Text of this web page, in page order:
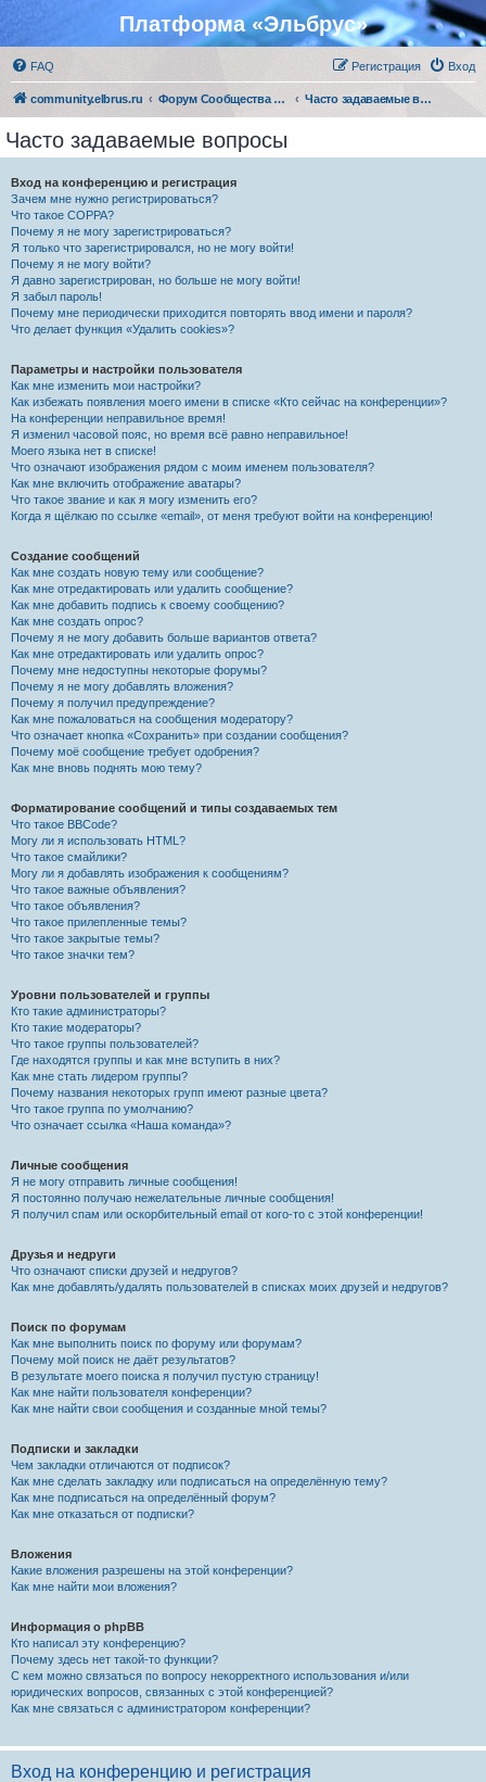
Платформа «Эльбрус»
FAQ Вход
Регистрация
community.elbrus.ru Форум Сообщества Эльбрус Часто задаваемые вопросы
Часто задаваемые вопросы
Вход на конференцию и регистрация
Зачем мне нужно регистрироваться?
Что такое COPPA?
Почему я не могу зарегистрироваться?
Я только что зарегистрировался, но не могу войти!
Почему я не могу войти?
Я давно зарегистрирован, но больше не могу войти!
Я забыл пароль!
Почему мне периодически приходится повторять ввод имени и пароля?
Что делает функция «Удалить cookies»?
Параметры и настройки пользователя
Как мне изменить мои настройки?
Как избежать появления моего имени в списке «Кто сейчас на конференции»?
На конференции неправильное время!
Я изменил часовой пояс, но время всё равно неправильное!
Моего языка нет в списке!
Что означают изображения рядом с моим именем пользователя?
Как мне включить отображение аватары?
Что такое звание и как я могу изменить его?
Когда я щёлкаю по ссылке «email», от меня требуют войти на конференцию!
Создание сообщений
Как мне создать новую тему или сообщение?
Как мне отредактировать или удалить сообщение?
Как мне добавить подпись к своему сообщению?
Как мне создать опрос?
Почему я не могу добавить больше вариантов ответа?
Как мне отредактировать или удалить опрос?
Почему мне недоступны некоторые форумы?
Почему я не могу добавлять вложения?
Почему я получил предупреждение?
Как мне пожаловаться на сообщения модератору?
Что означает кнопка «Сохранить» при создании сообщения?
Почему моё сообщение требует одобрения?
Как мне вновь поднять мою тему?
Форматирование сообщений и типы создаваемых тем
Что такое BBCode?
Могу ли я использовать HTML?
Что такое смайлики?
Могу ли я добавлять изображения к сообщениям?
Что такое важные объявления?
Что такое объявления?
Что такое прилепленные темы?
Что такое закрытые темы?
Что такое значки тем?
Уровни пользователей и группы
Кто такие администраторы?
Кто такие модераторы?
Что такое группы пользователей?
Где находятся группы и как мне вступить в них?
Как мне стать лидером группы?
Почему названия некоторых групп имеют разные цвета?
Что такое группа по умолчанию?
Что означает ссылка «Наша команда»?
Личные сообщения
Я не могу отправить личные сообщения!
Я постоянно получаю нежелательные личные сообщения!
Я получил спам или оскорбительный email от кого-то с этой конференции!
Друзья и недруги
Что означают списки друзей и недругов?
Как мне добавлять/удалять пользователей в списках моих друзей и недругов?
Поиск по форумам
Как мне выполнить поиск по форуму или форумам?
Почему мой поиск не даёт результатов?
В результате моего поиска я получил пустую страницу!
Как мне найти пользователя конференции?
Как мне найти свои сообщения и созданные мной темы?
Подписки и закладки
Чем закладки отличаются от подписок?
Как мне сделать закладку или подписаться на определённую тему?
Как мне подписаться на определённый форум?
Как мне отказаться от подписки?
Вложения
Какие вложения разрешены на этой конференции?
Как мне найти мои вложения?
Информация о phpBB
Кто написал эту конференцию?
Почему здесь нет такой-то функции?
С кем можно связаться по вопросу некорректного использования и/или
юридических вопросов, связанных с этой конференцией?
Как мне связаться с администратором конференции?
Вход на конференцию и регистрация